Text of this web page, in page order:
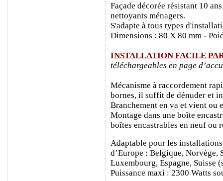
Façade décorée résistant 10
nettoyants ménagers.
S'adapte à tous types
Dimensions : 80 X 80 mm -
INSTALLATION FACILE
téléchargeables en page
Mécanisme à raccordement
bornes, il suffit de dénuder et
Branchement en va et vient ou
Montage dans une boîte
boîtes encastrables en neuf ou
Adaptable pour les
d’Europe : Belgique, Norvège,
Luxembourg, Espagne, Suisse
Puissance maxi : 2300 Watts